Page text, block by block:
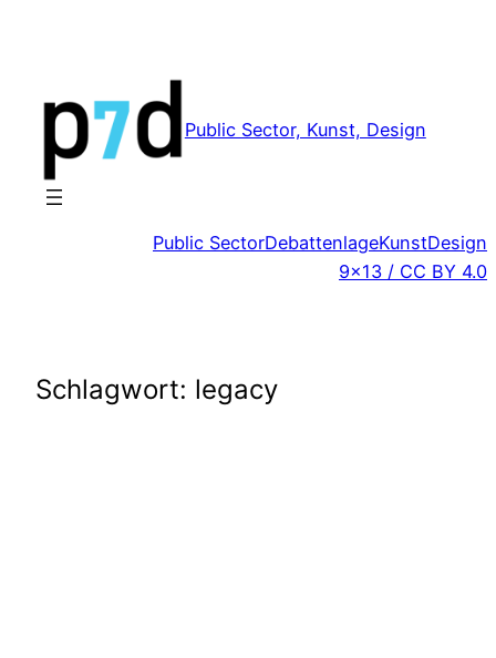
Public Sector, Kunst, Design
Public SectorDebattenlageKunstDesign
9×13 / CC BY 4.0
Schlagwort: legacy